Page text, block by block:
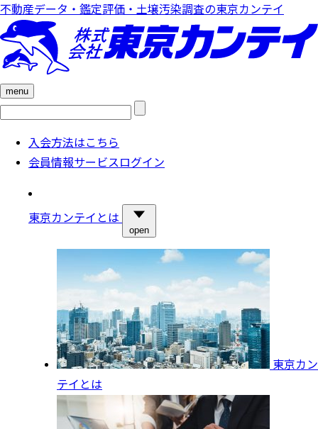
不動産データ・鑑定評価・土壌汚染調査の東京カンテイ
menu
検
入会方法はこちら
会員情報サービスログイン
東京カンテイとは
open
東京カン
テイとは